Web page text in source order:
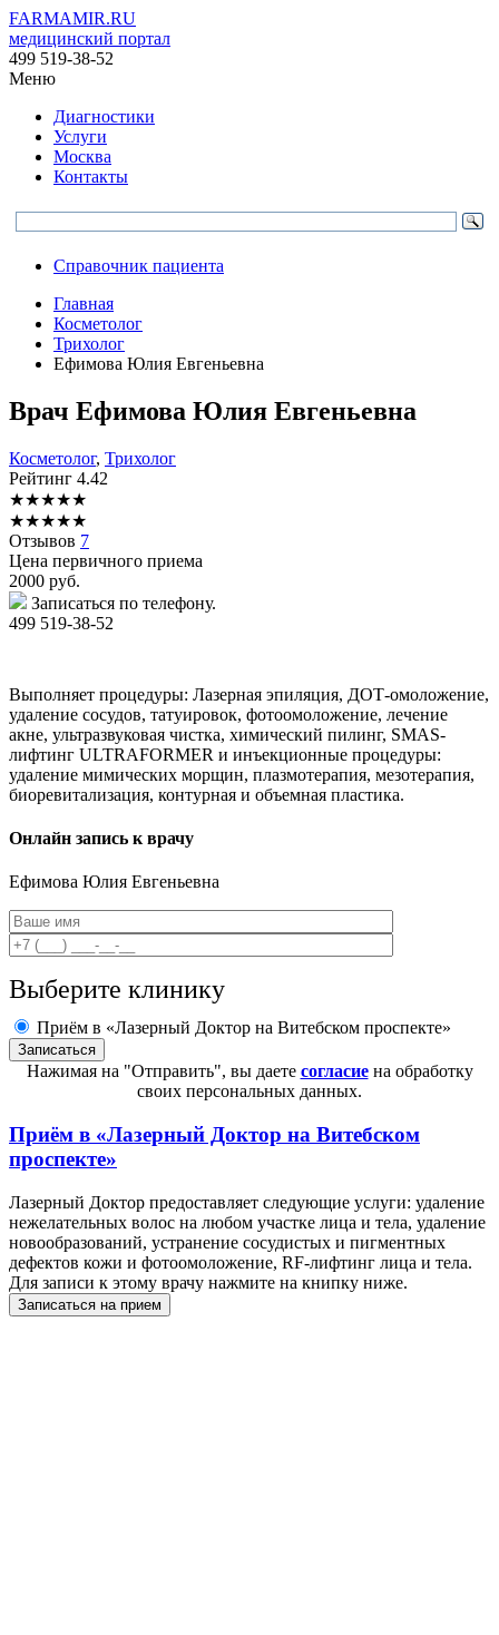
FARMAMIR.RU
медицинский портал
499 519-38-52
Меню
Диагностики
Услуги
Москва
Контакты
Справочник пациента
Главная
Косметолог
Трихолог
Ефимова Юлия Евгеньевна
Врач Ефимова Юлия Евгеньевна
Косметолог, Трихолог
Рейтинг 4.42
★★★★★
★★★★★
Отзывов 7
Цена первичного приема
2000 руб.
Записаться по телефону.
499 519-38-52
Выполняет процедуры: Лазерная эпиляция, ДОТ-омоложение,
удаление сосудов, татуировок, фотоомоложение, лечение
акне, ультразвуковая чистка, химический пилинг, SMAS-
лифтинг ULTRAFORMER и инъекционные процедуры:
удаление мимических морщин, плазмотерапия, мезотерапия,
биоревитализация, контурная и объемная пластика.
Онлайн запись к врачу
Ефимова Юлия Евгеньевна
Выберите клинику
Приём в «Лазерный Доктор на Витебском проспекте»
Нажимая на "Отправить", вы даете согласиена обработку
своих персональных данных.
Приём в «Лазерный Доктор на Витебском
проспекте»
Лазерный Доктор предоставляет следующие услуги: удаление
нежелательных волос на любом участке лица и тела, удаление
новообразований, устранение сосудистых и пигментных
дефектов кожи и фотоомоложение, RF-лифтинг лица и тела.
Для записи к этому врачу нажмите на книпку ниже.
Записаться на прием